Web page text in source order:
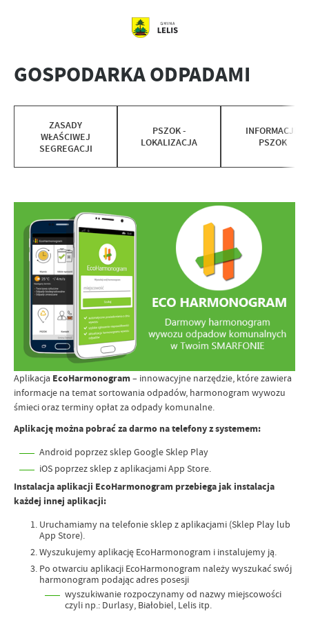
GOSPODARKA ODPADAMI
ZASADY
WŁAŚCIWEJ
SEGREGACJI
PSZOK -
LOKALIZACJA
INFORMACJE
PSZOK
Aplikacja EcoHarmonogram– innowacyjne narzędzie, które zawiera
informacje na temat sortowania odpadów, harmonogram wywozu
śmieci oraz terminy opłat za odpady komunalne.
Aplikację można pobrać za darmo na telefony z systemem:
Android poprzez sklep Google Sklep Play
iOS poprzez sklep z aplikacjami App Store.
Instalacja aplikacji EcoHarmonogram przebiega jak instalacja
każdej innej aplikacji:
Uruchamiamy na telefonie sklep z aplikacjami (Sklep Play lub
App Store).
Wyszukujemy aplikację EcoHarmonogram i instalujemy ją.
Po otwarciu aplikacji EcoHarmonogram należy wyszukać swój
harmonogram podając adres posesji
wyszukiwanie rozpoczynamy od nazwy miejscowości
czyli np.: Durlasy, Białobiel, Lelis itp.